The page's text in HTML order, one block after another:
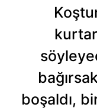
Çerezlere ilişkin
vasıtasıyla
Metnimiziziyaret
6698 sayılı Kişisel
hazırlanmış
boşaldı,